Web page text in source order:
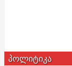
პოლიტიკა